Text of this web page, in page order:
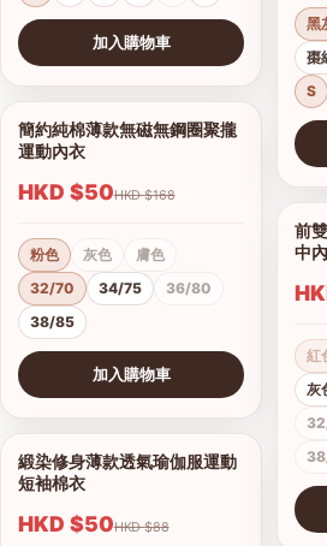
加入購物車
1/7
查看圖片
簡約純棉薄款無磁無鋼圈聚攏
運動內衣
HKD $50 HKD $168
粉色 灰色
膚色
32/70
34/75
36/80
38/85
加入購物車
1/17
查看圖片
緞染修身薄款透氣瑜伽服運動
短袖棉衣
HKD $50 HKD $88
黑
棗
S
查
前
中
紅
灰
查